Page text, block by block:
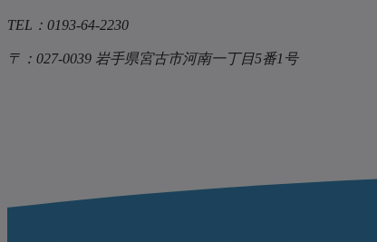
TEL：0193-64-2230
〒：027-0039 岩手県宮古市河南一丁目5番1号